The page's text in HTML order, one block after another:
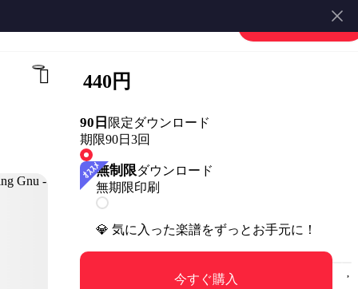
会員登録・ログイン
440円
90日 限定ダウンロード
期限90日 3回
無制限ダウンロード
無期限印刷
💎 気に入った楽譜をずっとお手元に！
今すぐ購入